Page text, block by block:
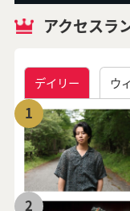
アクセスラ
デイリー ウ
1
2